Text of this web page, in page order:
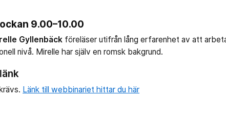
9.00–10.00
Gyllenbäck föreläser utifrån lång erfarenhet av att
nivå. Mirelle har själv en romsk bakgrund.
Länk till webbinariet hittar du här